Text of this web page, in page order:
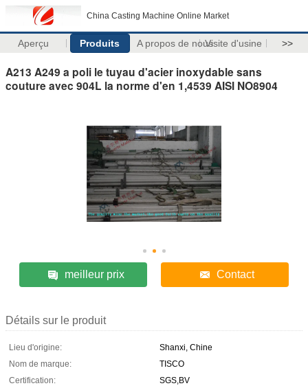
China Casting Machine Online Market
Aperçu Produits A propos de nousVisite d'usine >>
A213 A249 a poli le tuyau d'acier inoxydable sans
couture avec 904L la norme d'en 1,4539 AISI NO8904
meilleur prix Contact
Détails sur le produit
Lieu d'origine:
Shanxi, Chine
Nom de marque:
TISCO
Certification:
SGS,BV